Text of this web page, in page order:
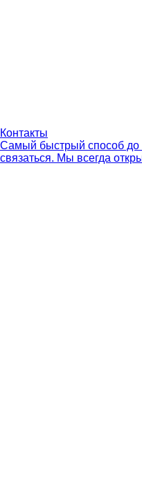
Контакты
Самый быстрый способ до
связаться. Мы всегда